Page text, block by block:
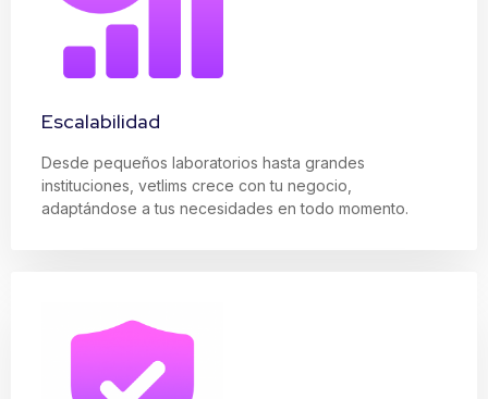
Escalabilidad
Desde pequeños laboratorios hasta grandes
instituciones, vetlims crece con tu negocio,
adaptándose a tus necesidades en todo momento.